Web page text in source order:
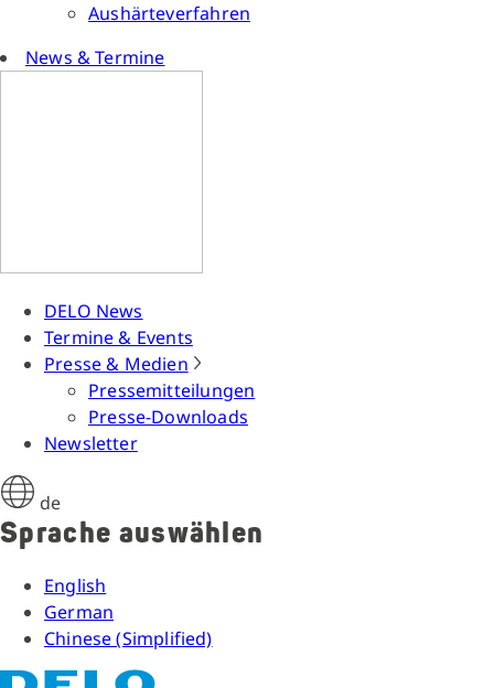
Aushärteverfahren
News & Termine
DELO News
Termine & Events
Presse & Medien
Pressemitteilungen
Presse-Downloads
Newsletter
de
Sprache auswählen
English
German
Chinese (Simplified)